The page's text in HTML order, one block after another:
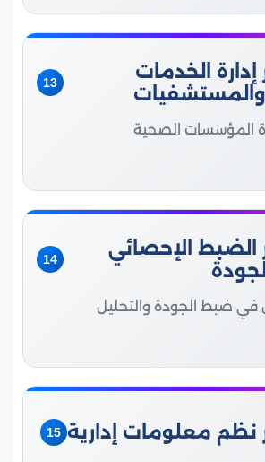
الخدمات
والمستشفيات
13
المؤسسات الصحية
الضبط الإحصائي
14
ضبط الجودة والتحليل
نظم معلومات إدارية 15